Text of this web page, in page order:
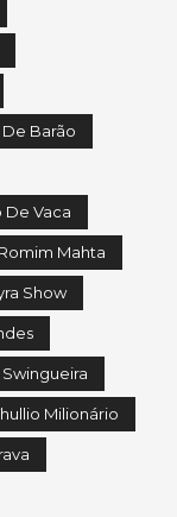
Barão
De Vaca
Romim Mahta
Show
Swingueira
Milionário